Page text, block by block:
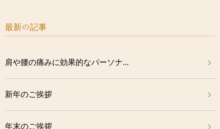
最新の記事
肩や腰の痛みに効果的なパーソナ...
新年のご挨拶
年末のご挨拶